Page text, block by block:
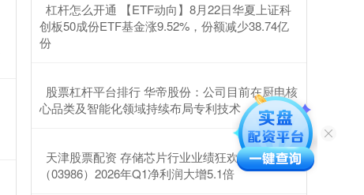
​杠杆怎么开通 【ETF动向】8月22日华夏上证科
创板50成份ETF基金涨9.52%，份额减少38.74亿
份
​股票杠杆平台排行 华帝股份：公司目前在厨电核
心品类及智能化领域持续布局专利技术
​天津股票配资 存储芯片行业业绩狂欢，兆易创新
（03986）2026年Q1净利润大增5.1倍